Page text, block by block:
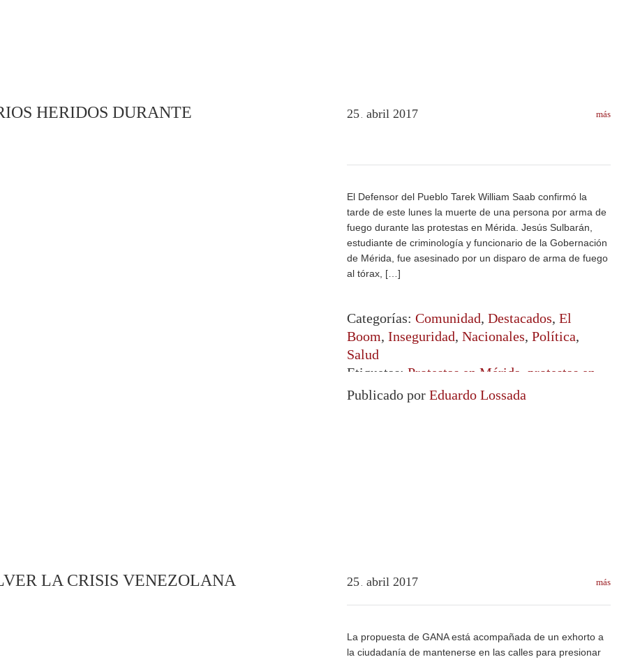
HERIDOS DURANTE
25 abril 2017
El Defensor del Pueblo Tarek William Saab confirmó la
tarde de este lunes la muerte de una persona por arma de
fuego durante las protestas en Mérida. Jesús Sulbarán,
estudiante de criminología y funcionario de la Gobernación
de Mérida, fue asesinado por un disparo de arma de fuego
al tórax, […]
más
Categorías: Comunidad, Destacados, El
Boom, Inseguridad, Nacionales, Política,
Salud
Etiquetas: Protestas en Mérida protestas en
Venezuela ,Región Andina,Universidad de
Publicado por Eduardo Lossada
LA CRISIS VENEZOLANA 25 abril 2017
La propuesta de GANA está acompañada de un exhorto a
la ciudadanía de mantenerse en las calles para presionar
más